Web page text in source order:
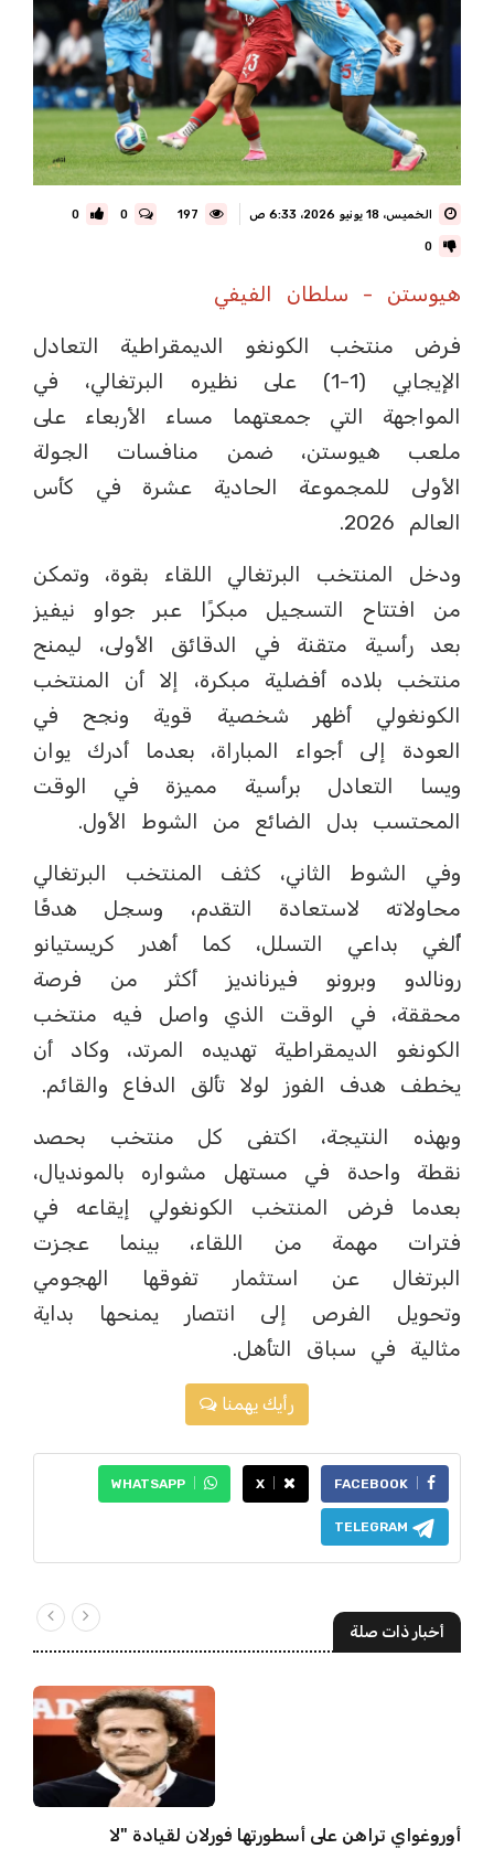
الخميس، 18 يونيو 2026، 6:33 ص 0
0
0
هيوستن - سلطان الفيفي
فرض منتخب الكونغو الديمقراطية التعادل
الإيجابي (1-1) على نظيره البرتغالي، في
المواجهة التي جمعتهما مساء الأربعاء على
ملعب هيوستن، ضمن منافسات الجولة
الأولى للمجموعة الحادية عشرة في كأس
العالم 2026.
ودخل المنتخب البرتغالي اللقاء بقوة، وتمكن
من افتتاح التسجيل مبكرًا عبر جواو نيفيز
بعد رأسية متقنة في الدقائق الأولى، ليمنح
منتخب بلاده أفضلية مبكرة، إلا أن المنتخب
الكونغولي أظهر شخصية قوية ونجح في
العودة إلى أجواء المباراة، بعدما أدرك يوان
ويسا التعادل برأسية مميزة في الوقت
المحتسب بدل الضائع من الشوط الأول.
وفي الشوط الثاني، كثف المنتخب البرتغالي
محاولاته لاستعادة التقدم، وسجل هدفًا
أُلغي بداعي التسلل، كما أهدر كريستيانو
رونالدو وبرونو فيرنانديز أكثر من فرصة
محققة، في الوقت الذي واصل فيه منتخب
الكونغو الديمقراطية تهديده المرتد، وكاد أن
يخطف هدف الفوز لولا تألق الدفاع والقائم.
وبهذه النتيجة، اكتفى كل منتخب بحصد
نقطة واحدة في مستهل مشواره بالمونديال،
بعدما فرض المنتخب الكونغولي إيقاعه في
فترات مهمة من اللقاء، بينما عجزت
البرتغال عن استثمار تفوقها الهجومي
وتحويل الفرص إلى انتصار يمنحها بداية
مثالية في سباق التأهل.
رأيك يهمنا
FACEBOOK
X
WHATSAPP
TELEGRAM
أخبار ذات صلة
أوروغواي تراهن على أسطورتها فورلان لقيادة "لا